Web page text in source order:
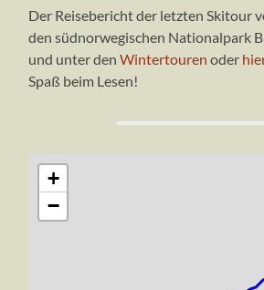
Der Reisebericht der letzten Skitour
den südnorwegischen Nationalpark
und unter denWintertouren oder
Spaß beim Lesen!
+
−